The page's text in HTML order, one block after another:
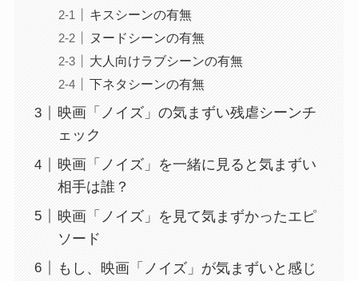
キスシーンの有無
ヌードシーンの有無
大人向けラブシーンの有無
下ネタシーンの有無
映画「ノイズ」の気まずい残虐シーンチ
ェック
映画「ノイズ」を一緒に見ると気まずい
相手は誰？
映画「ノイズ」を見て気まずかったエピ
ソード
もし、映画「ノイズ」が気まずいと感じ